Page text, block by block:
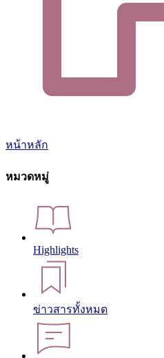
หน้าหลัก
หมวดหมู่
Highlights
ข่าวสารทั้งหมด